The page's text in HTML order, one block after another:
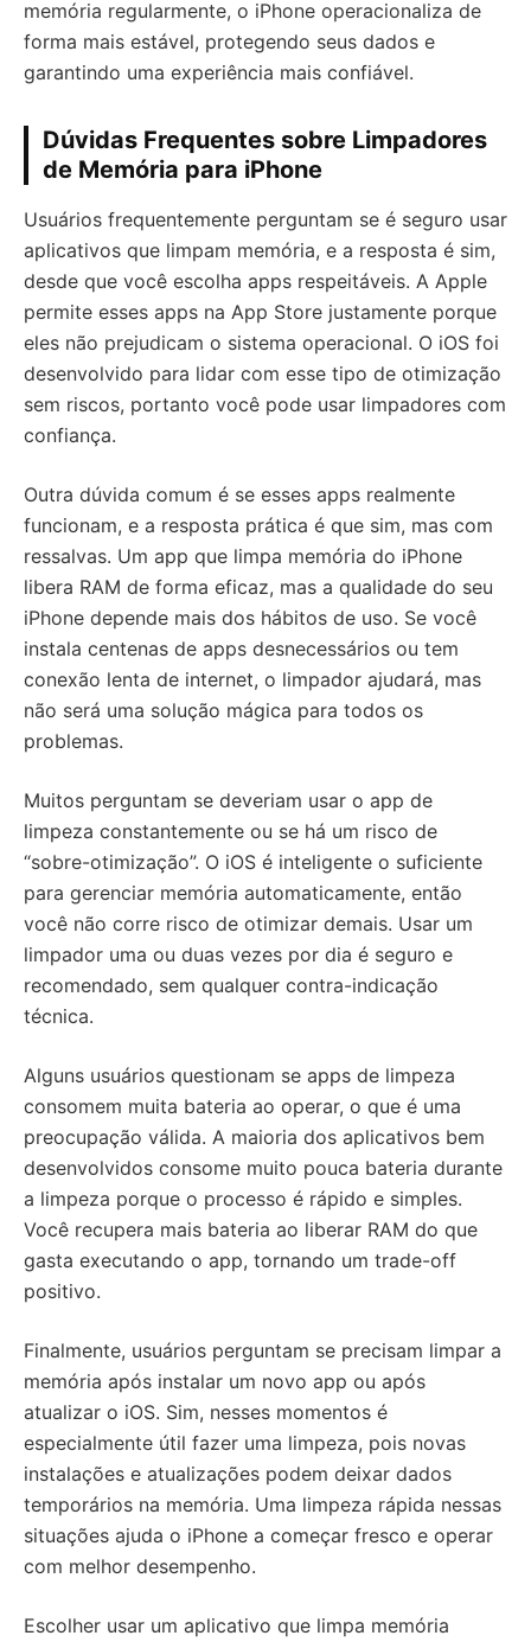
memória regularmente, o iPhone operacionaliza de
forma mais estável, protegendo seus dados e
garantindo uma experiência mais confiável.
Dúvidas Frequentes sobre Limpadores
de Memória para iPhone
Usuários frequentemente perguntam se é seguro usar
aplicativos que limpam memória, e a resposta é sim,
desde que você escolha apps respeitáveis. A Apple
permite esses apps na App Store justamente porque
eles não prejudicam o sistema operacional. O iOS foi
desenvolvido para lidar com esse tipo de otimização
sem riscos, portanto você pode usar limpadores com
confiança.
Outra dúvida comum é se esses apps realmente
funcionam, e a resposta prática é que sim, mas com
ressalvas. Um app que limpa memória do iPhone
libera RAM de forma eficaz, mas a qualidade do seu
iPhone depende mais dos hábitos de uso. Se você
instala centenas de apps desnecessários ou tem
conexão lenta de internet, o limpador ajudará, mas
não será uma solução mágica para todos os
problemas.
Muitos perguntam se deveriam usar o app de
limpeza constantemente ou se há um risco de
“sobre-otimização”. O iOS é inteligente o suficiente
para gerenciar memória automaticamente, então
você não corre risco de otimizar demais. Usar um
limpador uma ou duas vezes por dia é seguro e
recomendado, sem qualquer contra-indicação
técnica.
Alguns usuários questionam se apps de limpeza
consomem muita bateria ao operar, o que é uma
preocupação válida. A maioria dos aplicativos bem
desenvolvidos consome muito pouca bateria durante
a limpeza porque o processo é rápido e simples.
Você recupera mais bateria ao liberar RAM do que
gasta executando o app, tornando um trade-off
positivo.
Finalmente, usuários perguntam se precisam limpar a
memória após instalar um novo app ou após
atualizar o iOS. Sim, nesses momentos é
especialmente útil fazer uma limpeza, pois novas
instalações e atualizações podem deixar dados
temporários na memória. Uma limpeza rápida nessas
situações ajuda o iPhone a começar fresco e operar
com melhor desempenho.
Escolher usar um aplicativo que limpa memória